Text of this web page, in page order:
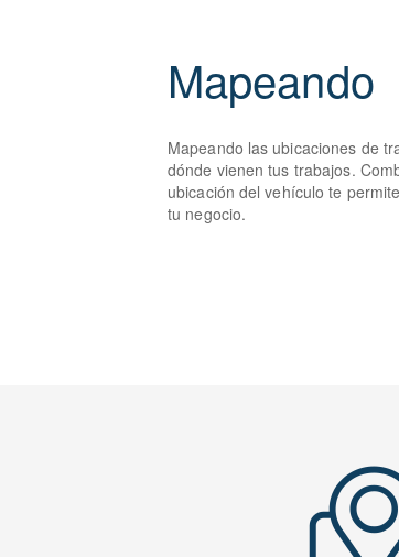
Mapeando
Mapeando las ubicaciones de
dónde vienen tus trabajos.
ubicación del vehículo te
tu negocio.